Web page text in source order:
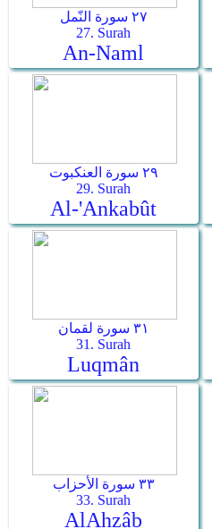
٢٧ سورة النّمل
27. Surah
An-Naml
٢٩ سورة العنكبوت
29. Surah
Al-'Ankabût
٣١ سورة لقمان
31. Surah
Luqmân
٣٣ سورة الأحزاب
33. Surah
Al­Ahzâb